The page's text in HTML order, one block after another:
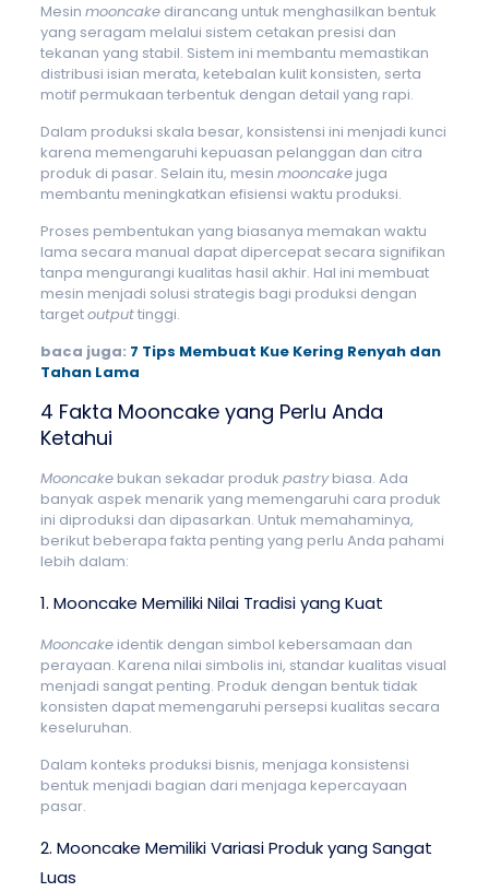
Mesin mooncakedirancang untuk menghasilkan bentuk
yang seragam melalui sistem cetakan presisi dan
tekanan yang stabil. Sistem ini membantu memastikan
distribusi isian merata, ketebalan kulit konsisten, serta
motif permukaan terbentuk dengan detail yang rapi.
Dalam produksi skala besar, konsistensi ini menjadi kunci
karena memengaruhi kepuasan pelanggan dan citra
produk di pasar. Selain itu, mesin mooncakejuga
membantu meningkatkan efisiensi waktu produksi.
Proses pembentukan yang biasanya memakan waktu
lama secara manual dapat dipercepat secara signifikan
tanpa mengurangi kualitas hasil akhir. Hal ini membuat
mesin menjadi solusi strategis bagi produksi dengan
targetoutputtinggi.
baca juga: 7 Tips Membuat Kue Kering Renyah dan
Tahan Lama
4 Fakta Mooncake yang Perlu Anda
Ketahui
Mooncakebukan sekadar produk pastrybiasa. Ada
banyak aspek menarik yang memengaruhi cara produk
ini diproduksi dan dipasarkan. Untuk memahaminya,
berikut beberapa fakta penting yang perlu Anda pahami
lebih dalam:
1. Mooncake Memiliki Nilai Tradisi yang Kuat
Mooncakeidentik dengan simbol kebersamaan dan
perayaan. Karena nilai simbolis ini, standar kualitas visual
menjadi sangat penting. Produk dengan bentuk tidak
konsisten dapat memengaruhi persepsi kualitas secara
keseluruhan.
Dalam konteks produksi bisnis, menjaga konsistensi
bentuk menjadi bagian dari menjaga kepercayaan
pasar.
2. Mooncake Memiliki Variasi Produk yang Sangat
Luas